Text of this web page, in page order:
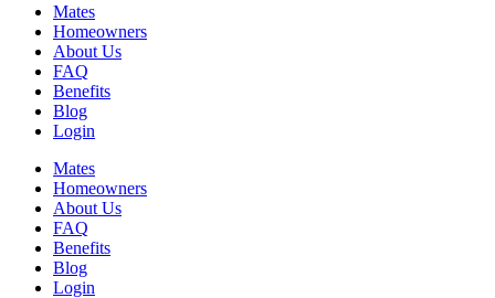
Mates
Homeowners
About Us
FAQ
Benefits
Blog
Login
Mates
Homeowners
About Us
FAQ
Benefits
Blog
Login